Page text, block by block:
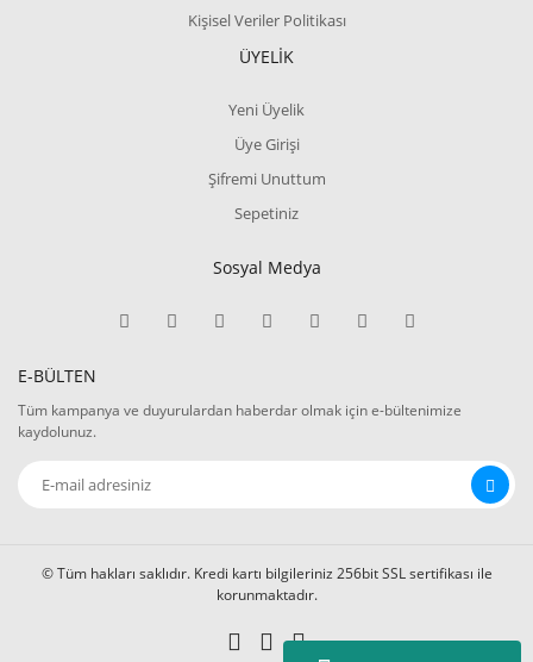
Kişisel Veriler Politikası
ÜYELİK
Yeni Üyelik
Üye Girişi
Şifremi Unuttum
Sepetiniz
Sosyal Medya
E-BÜLTEN
Tüm kampanya ve duyurulardan haberdar olmak için e-bültenimize
kaydolunuz.
© Tüm hakları saklıdır. Kredi kartı bilgileriniz 256bit SSL sertifikası ile
korunmaktadır.